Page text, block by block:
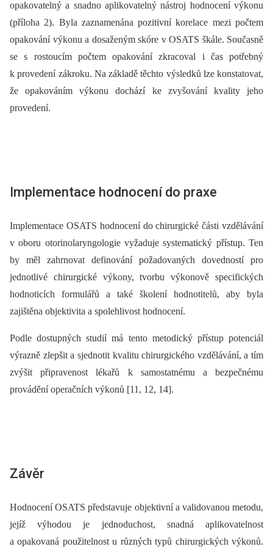
opakovatelný a snadno aplikovatelný nástroj hodnocení výkonu
(příloha 2). Byla zaznamenána pozitivní korelace mezi počtem
opakování výkonu a dosaženým skóre v OSATS škále. Současně
se s rostoucím počtem opakování zkracoval i čas potřebný
k provedení zákroku. Na základě těchto výsledků lze konstatovat,
že opakováním výkonu dochází ke zvyšování kvality jeho
provedení.
Implementace hodnocení do praxe
Implementace OSATS hodnocení do chirurgické části vzdělávání
v oboru otorinolaryngologie vyžaduje systematický přístup. Ten
by měl zahrnovat definování požadovaných dovedností pro
jednotlivé chirurgické výkony, tvorbu výkonově specifických
hodnoticích formulářů a také školení hodnotitelů, aby byla
zajištěna objektivita a spolehlivost hodnocení.
Podle dostupných studií má tento metodický přístup potenciál
výrazně zlepšit a sjednotit kvalitu chirurgického vzdělávání, a tím
zvýšit připravenost lékařů k samostatnému a bezpečnému
provádění operačních výkonů [11, 12, 14].
Závěr
Hodnocení OSATS představuje objektivní a validovanou metodu,
jejíž výhodou je jednoduchost, snadná aplikovatelnost
a opakovaná použitelnost u různých typů chirurgických výkonů.